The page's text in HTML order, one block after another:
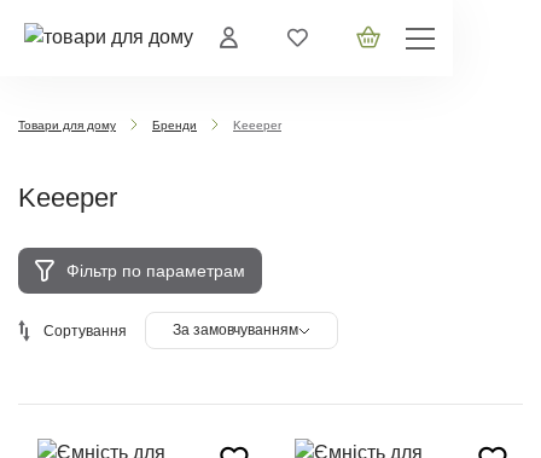
Товари для дому Бренди Keeeper
Keeeper
Фільтр по параметрам
Сортування За замовчуванням